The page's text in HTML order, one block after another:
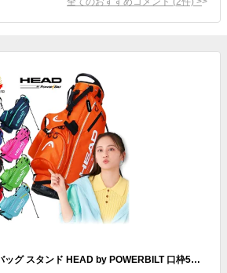
≪送料無料≫キャディバッグ スタンド HEAD by POWERBILT 口枠5分割 ゴルフ 9型 ユニセックス メンズ レディース